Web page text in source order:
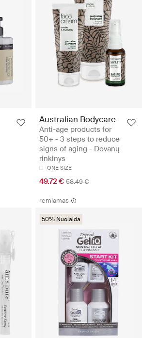
Australian Bodycare
Anti-age products for
50+ - 3 steps to reduce
signs of aging - Dovanų
rinkinys
ONE SIZE
49.72 € 58.49 €
remiamas
50% Nuolaida